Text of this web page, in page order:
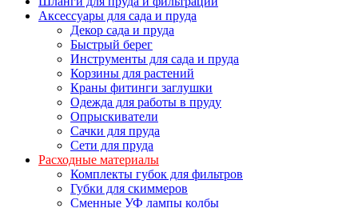
Аксессуары для сада и пруда
Декор сада и пруда
Быстрый берег
Инструменты для сада и пруда
Корзины для растений
Краны фитинги заглушки
Одежда для работы в пруду
Опрыскиватели
Сачки для пруда
Сети для пруда
Расходные материалы
Комплекты губок для фильтров
Губки для скиммеров
Сменные УФ лампы колбы